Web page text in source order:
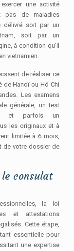
une activité
pas de maladies
délivré soit par un
soit par un
à condition qu’il
vietnamien.
de réaliser ce
de Hanoï ou Hô Chi
Les examens
générale, un test
et parfois un
les originaux et à
limitée à 6 mois,
de votre dossier de
consulat
la loi
et attestations
Cette étape,
essentielle pour
une expertise